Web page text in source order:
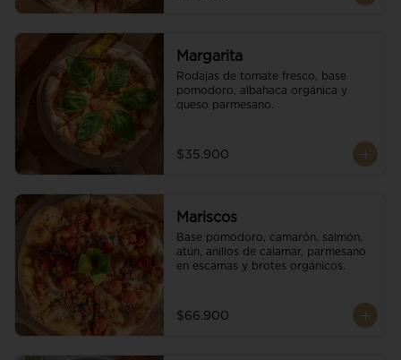
Margarita
Rodajas de tomate fresco, base
pomodoro, albahaca orgánica y
queso parmesano.
$35.900
Mariscos
Base pomodoro, camarón, salmón,
atún, anillos de calamar, parmesano
en escamas y brotes orgánicos.
$66.900